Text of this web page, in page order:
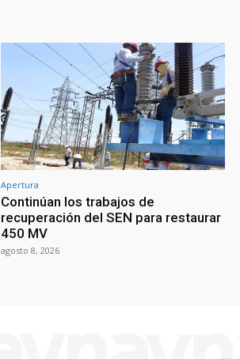
Apertura
Continúan los trabajos de
recuperación del SEN para restaurar
450 MV
agosto 8, 2026